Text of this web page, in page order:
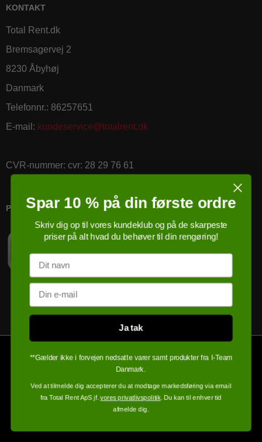
KONTAKT
Total Rent.dk
Bremsagervej 2
8230 Åbyhøj
Danmark
Telefonnr.: 86257651
E-mail : kundeservice@totalrent.dk
CVR-nummer: cvr: 28 29 76 61
PRICERUNNER KØBSGARANTI
Spar 10 % på din første ordre
Skriv dig op til vores kundeklub og på de skarpeste
priser på alt hvad du behøver til din rengøring!
Navn
Email
Ja tak
**Gælder ikke i forvejen nedsatte varer samt produkter fra I-Team
Danmark.
Ved at tilmelde dig accepterer du at modtage markedsføring via email
fra Total Rent ApS jf.vores privatlivspolitik. Du kan til enhver tid
afmelde dig.